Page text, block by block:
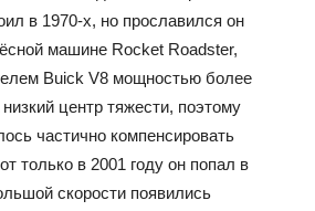
в 1970-х, но прославился он
машине Rocket Roadster,
Buick V8 мощностью более
центр тяжести, поэтому
частично компенсировать
только в 2001 году он попал в
скорости появились